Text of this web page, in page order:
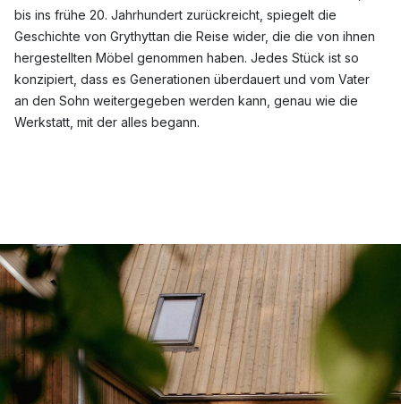
bis ins frühe 20. Jahrhundert zurückreicht, spiegelt die
Geschichte von Grythyttan die Reise wider, die die von ihnen
hergestellten Möbel genommen haben. Jedes Stück ist so
konzipiert, dass es Generationen überdauert und vom Vater
an den Sohn weitergegeben werden kann, genau wie die
Werkstatt, mit der alles begann.